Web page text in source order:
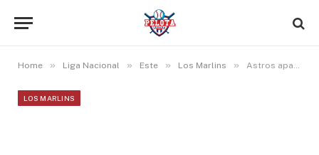
Home » Liga Nacional » Este » Los Marlins » Astros apagan la racha de los Marlins con ataque agresivo ante Alcántara
LOS MARLINS